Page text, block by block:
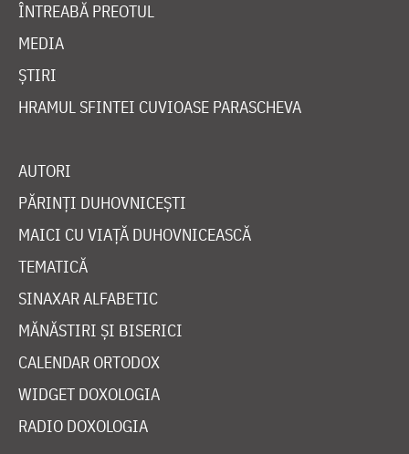
ÎNTREABĂ PREOTUL
MEDIA
ȘTIRI
HRAMUL SFINTEI CUVIOASE PARASCHEVA
AUTORI
PĂRINȚI DUHOVNICEȘTI
MAICI CU VIAȚĂ DUHOVNICEASCĂ
TEMATICĂ
SINAXAR ALFABETIC
MĂNĂSTIRI ȘI BISERICI
CALENDAR ORTODOX
WIDGET DOXOLOGIA
RADIO DOXOLOGIA